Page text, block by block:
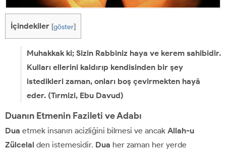
İçindekiler [göster]
Muhakkak ki; Sizin Rabbiniz haya ve kerem sahibidir.
Kulları ellerini kaldırıp kendisinden bir şey
istedikleri zaman, onları boş çevirmekten hayâ
eder. (Tırmizi, Ebu Davud)
Duanın Etmenin Fazileti ve Adabı
Dua etmek insanın acizliğini bilmesi ve ancak Allah-u
Zülcelal den istemesidir. Dua her zaman her yerde